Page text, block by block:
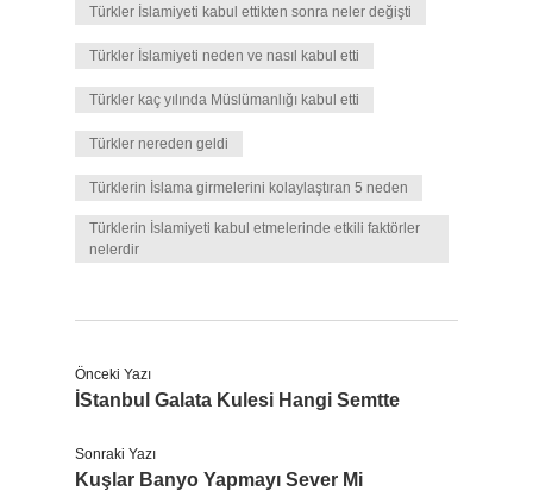
Türkler İslamiyeti kabul ettikten sonra neler değişti
Türkler İslamiyeti neden ve nasıl kabul etti
Türkler kaç yılında Müslümanlığı kabul etti
Türkler nereden geldi
Türklerin İslama girmelerini kolaylaştıran 5 neden
Türklerin İslamiyeti kabul etmelerinde etkili faktörler
nelerdir
Önceki Yazı
İStanbul Galata Kulesi Hangi Semtte
Sonraki Yazı
Kuşlar Banyo Yapmayı Sever Mi